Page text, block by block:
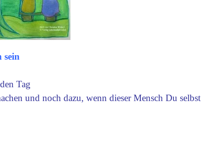
sein
Tag
und noch dazu, wenn dieser Mensch Du selbst